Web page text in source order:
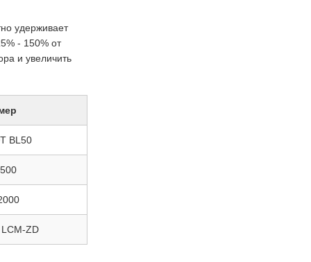
удерживает
- 150% от
и увеличить
BL50
ZD